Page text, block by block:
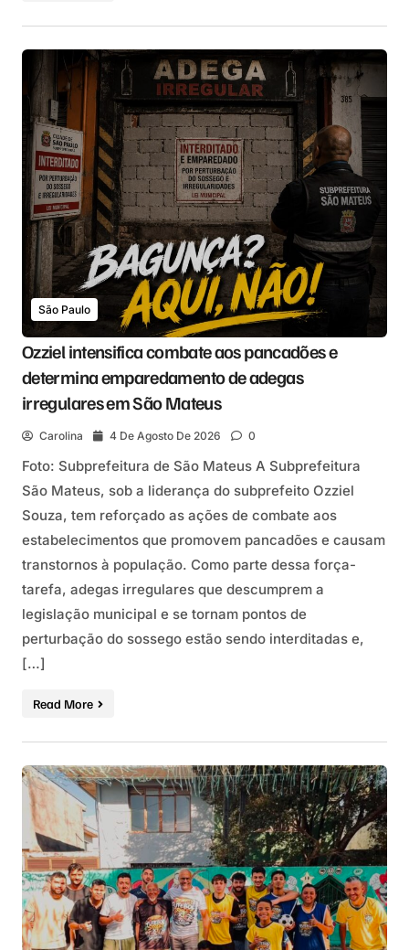
São Paulo
Ozziel intensifica combate aos pancadões e
determina emparedamento de adegas
irregulares em São Mateus
Carolina 4 De Agosto De 2026 0
Foto: Subprefeitura de São Mateus A Subprefeitura
São Mateus, sob a liderança do subprefeito Ozziel
Souza, tem reforçado as ações de combate aos
estabelecimentos que promovem pancadões e causam
transtornos à população. Como parte dessa força-
tarefa, adegas irregulares que descumprem a
legislação municipal e se tornam pontos de
perturbação do sossego estão sendo interditadas e,
[…]
Read More